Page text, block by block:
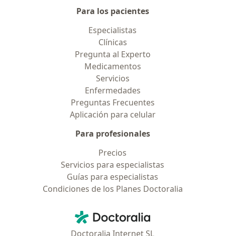
Para los pacientes
Especialistas
Clínicas
Pregunta al Experto
Medicamentos
Servicios
Enfermedades
Preguntas Frecuentes
Aplicación para celular
Para profesionales
Precios
Servicios para especialistas
Guías para especialistas
Condiciones de los Planes Doctoralia
Doctoralia - Página de inicio
Doctoralia Internet SL